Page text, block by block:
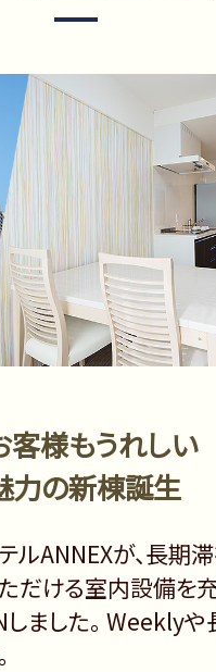
様もうれしい
力の新棟誕生
ルANNEXが、長期
だける室内設備を
しました。 Weekly